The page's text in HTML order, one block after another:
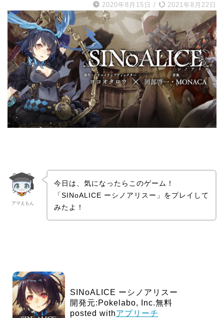
2020年8月15日 / 2021年8月22日
アマえもん
今日は、気になったらこのゲーム！
「SINoALICE ーシノアリスー」をプレイして
みたよ！
SINoALICE ーシノアリスー
開発元: Pokelabo, Inc.無料
posted withアプリーチ